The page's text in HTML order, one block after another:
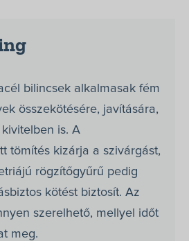
bilincsek alkalmasak fém
összekötésére, javítására,
is. A
tömítés kizárja a szivárgást,
rögzítőgyűrű pedig
kötést biztosít. Az
szerelhető, mellyel időt
meg.